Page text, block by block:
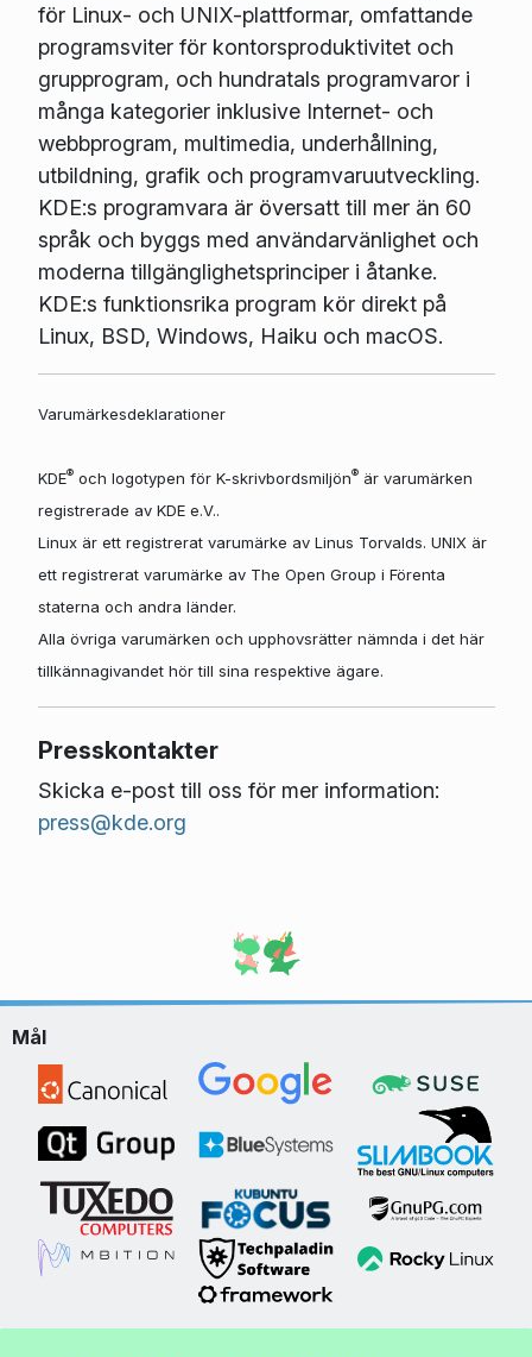
för Linux- och UNIX-plattformar, omfattande
programsviter för kontorsproduktivitet och
grupprogram, och hundratals programvaror i
många kategorier inklusive Internet- och
webbprogram, multimedia, underhållning,
utbildning, grafik och programvaruutveckling.
KDE:s programvara är översatt till mer än 60
språk och byggs med användarvänlighet och
moderna tillgänglighetsprinciper i åtanke.
KDE:s funktionsrika program kör direkt på
Linux, BSD, Windows, Haiku och macOS.
Varumärkesdeklarationer
KDE®och logotypen för K-skrivbordsmiljön®är varumärken
registrerade av KDE e.V..
Linux är ett registrerat varumärke av Linus Torvalds. UNIX är
ett registrerat varumärke av The Open Group i Förenta
staterna och andra länder.
Alla övriga varumärken och upphovsrätter nämnda i det här
tillkännagivandet hör till sina respektive ägare.
Presskontakter
Skicka e-post till oss för mer information:
press@kde.org
Mål